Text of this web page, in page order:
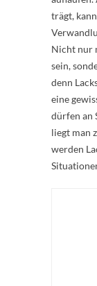
trägt,
Nicht nur
sein,
denn
eine
dürfen an
liegt man
werden